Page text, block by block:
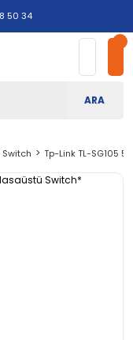
50 34
ARA
Switch Tp-Link TL-SG105